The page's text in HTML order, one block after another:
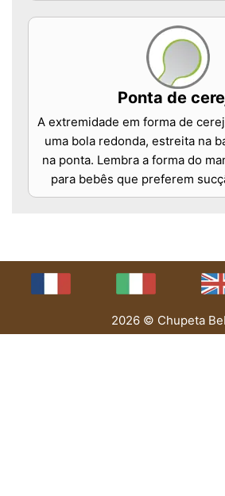
Ponta de
A extremidade em forma de
uma bola redonda, estreita na
na ponta. Lembra a forma do
para bebês que preferem
2026 © Chupeta